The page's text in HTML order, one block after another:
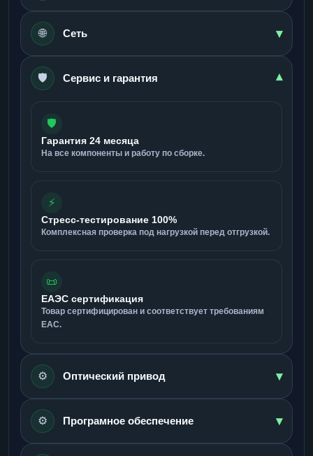
🌐 Сеть ▾
🛡️ Сервис и гарантия ▾
🛡️
Гарантия 24 месяца
На все компоненты и работу по сборке.
⚡
Стресс-тестирование 100%
Комплексная проверка под нагрузкой перед отгрузкой.
📜
ЕАЭС сертификация
Товар сертифицирован и соответствует требованиям
ЕАС.
⚙️ Оптический привод ▾
⚙️ Програмное обеспечение ▾